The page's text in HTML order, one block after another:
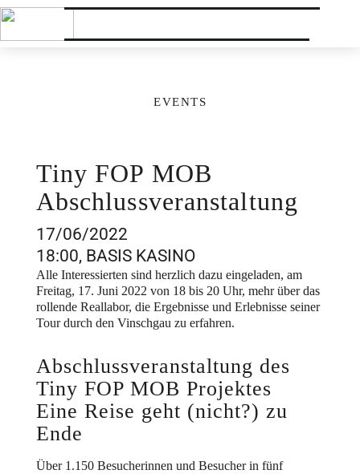
EVENTS
Tiny FOP MOB
Abschlussveranstaltung
17/06/2022
18:00, BASIS KASINO
Alle Interessierten sind herzlich dazu eingeladen, am
Freitag, 17. Juni 2022 von 18 bis 20 Uhr, mehr über das
rollende Reallabor, die Ergebnisse und Erlebnisse seiner
Tour durch den Vinschgau zu erfahren.
Abschlussveranstaltung des
Tiny FOP MOB Projektes
Eine Reise geht (nicht?) zu
Ende
Über 1.150 Besucherinnen und Besucher in fünf